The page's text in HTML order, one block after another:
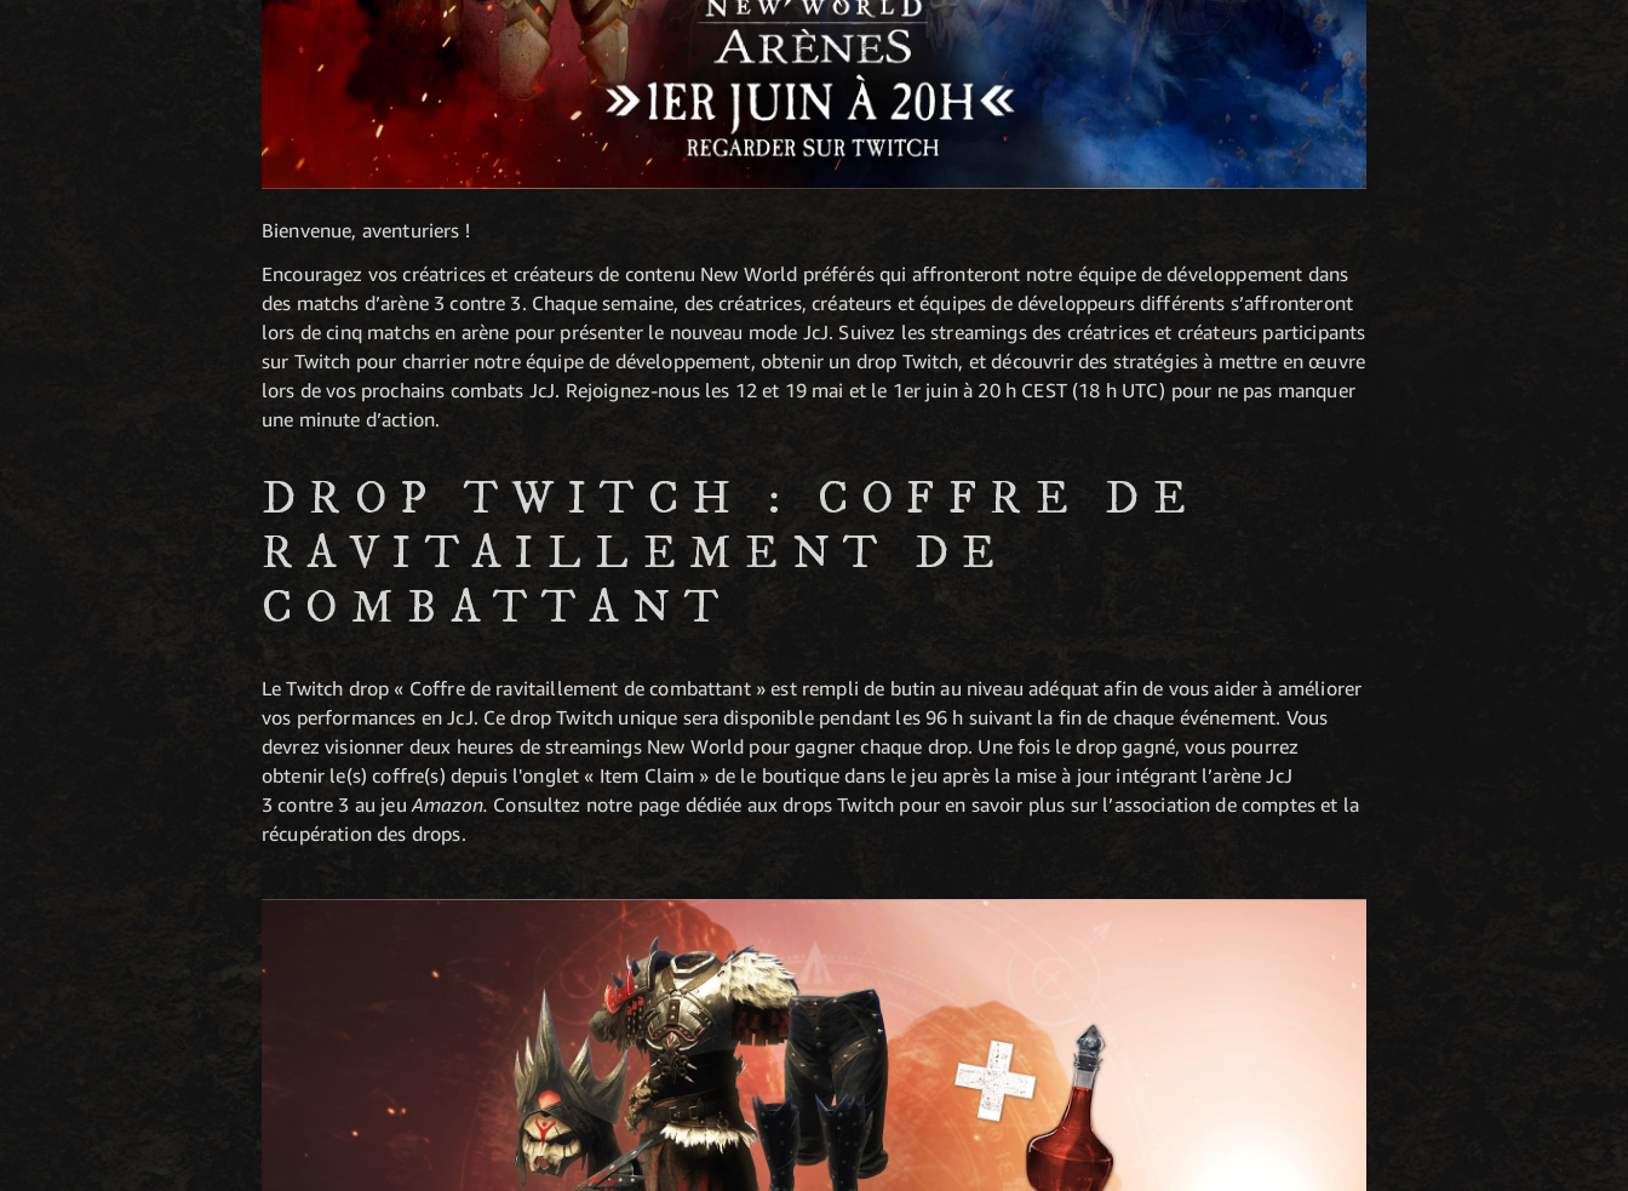
Bienvenue, aventuriers !
Encouragez vos créatrices et créateurs de contenu New World préférés qui affronteront notre équipe de développement dans
des matchs d’arène 3 contre 3. Chaque semaine, des créatrices, créateurs et équipes de développeurs différents s’affronteront
lors de cinq matchs en arène pour présenter le nouveau mode JcJ. Suivez les streamings des créatrices et créateurs participants
sur Twitch pour charrier notre équipe de développement, obtenir un drop Twitch, et découvrir des stratégies à mettre en œuvre
lors de vos prochains combats JcJ. Rejoignez-nous les 12 et 19 mai et le 1er juin à 20 h CEST (18 h UTC) pour ne pas manquer
une minute d’action.
DROP TWITCH : COFFRE DE
RAVITAILLEMENT DE
COMBATTANT
Le Twitch drop « Coffre de ravitaillement de combattant » est rempli de butin au niveau adéquat afin de vous aider à améliorer
vos performances en JcJ. Ce drop Twitch unique sera disponible pendant les 96 h suivant la fin de chaque événement. Vous
devrez visionner deux heures de streamings New World pour gagner chaque drop. Une fois le drop gagné, vous pourrez
obtenir le(s) coffre(s) depuis l'onglet « Item Claim » de le boutique dans le jeu après la mise à jour intégrant l’arène JcJ
3 contre 3 au jeu Amazon. Consultez notre page dédiée aux drops Twitch pour en savoir plus sur l’association de comptes et la
récupération des drops.